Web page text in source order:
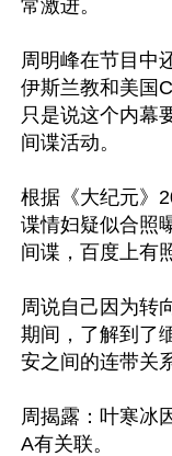
常激进。
周明峰在节目中
伊斯兰教和美国
只是说这个内幕
间谍活动。
根据《大纪元》
谍情妇疑似合照
间谍，百度上有
周说自己因为转
期间，了解到了
安之间的连带关
周揭露：叶寒冰
A有关联。